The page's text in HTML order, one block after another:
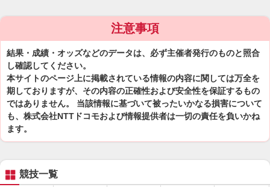
注意事項
結果・成績・オッズなどのデータは、必ず主催者発行のものと照合
し確認してください。
本サイトのページ上に掲載されている情報の内容に関しては万全を
期しておりますが、その内容の正確性および安全性を保証するもの
ではありません。 当該情報に基づいて被ったいかなる損害について
も、株式会社NTTドコモおよび情報提供者は一切の責任を負いかね
ます。
競技一覧